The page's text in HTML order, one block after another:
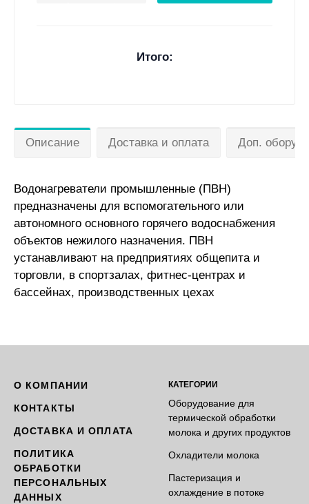
Итого:
Описание Доставка и оплата Доп.
Водонагреватели промышленные (ПВН)
предназначены для вспомогательного или
автономного основного горячего водоснабжения
объектов нежилого назначения. ПВН
устанавливают на предприятиях общепита и
торговли, в спортзалах, фитнес-центрах и
бассейнах, производственных цехах
О КОМПАНИИ
КОНТАКТЫ
ДОСТАВКА И ОПЛАТА
ПОЛИТИКА
ОБРАБОТКИ
ПЕРСОНАЛЬНЫХ
ДАННЫХ
КАТЕГОРИИ
Оборудование для
термической обработки
молока и других продуктов
Охладители молока
Пастеризация и
охлаждение в потоке